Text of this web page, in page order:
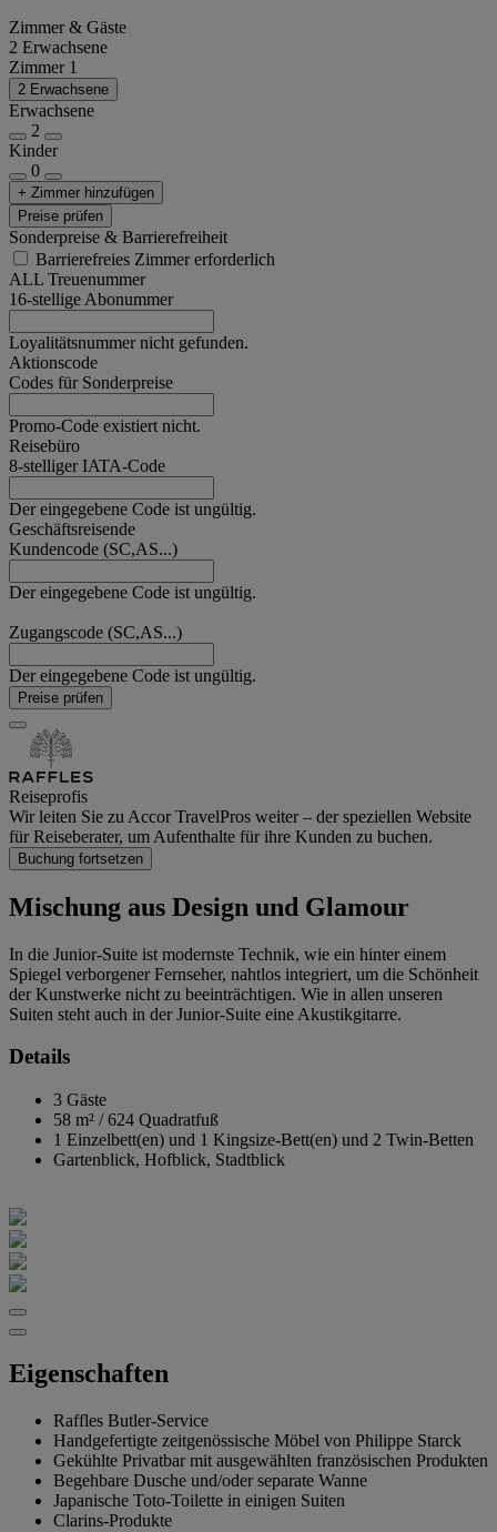
Zimmer & Gäste
2 Erwachsene
Zimmer 1
2 Erwachsene
Erwachsene
2
Kinder
0
+ Zimmer hinzufügen
Preise prüfen
Sonderpreise & Barrierefreiheit
Barrierefreies Zimmer erforderlich
ALL Treuenummer
16-stellige Abonummer
Loyalitätsnummer nicht gefunden.
Aktionscode
Codes für Sonderpreise
Promo-Code existiert nicht.
Reisebüro
8-stelliger IATA-Code
Der eingegebene Code ist ungültig.
Geschäftsreisende
Kundencode (SC,AS...)
Der eingegebene Code ist ungültig.
Zugangscode (SC,AS...)
Der eingegebene Code ist ungültig.
Preise prüfen
Reiseprofis
Wir leiten Sie zu Accor TravelPros weiter – der speziellen Website
für Reiseberater, um Aufenthalte für ihre Kunden zu buchen.
Buchung fortsetzen
Mischung aus Design und Glamour
In die Junior-Suite ist modernste Technik, wie ein hinter einem
Spiegel verborgener Fernseher, nahtlos integriert, um die Schönheit
der Kunstwerke nicht zu beeinträchtigen. Wie in allen unseren
Suiten steht auch in der Junior-Suite eine Akustikgitarre.
Details
3 Gäste
58 m² /624 Quadratfuß
1 Einzelbett(en) und 1 Kingsize-Bett(en) und 2 Twin-Betten
Gartenblick, Hofblick, Stadtblick
Eigenschaften
Raffles Butler-Service
Handgefertigte zeitgenössische Möbel von Philippe Starck
Gekühlte Privatbar mit ausgewählten französischen Produkten
Begehbare Dusche und/oder separate Wanne
Japanische Toto-Toilette in einigen Suiten
Clarins-Produkte